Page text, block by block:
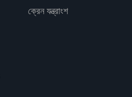
ক্রেন যন্ত্রাংশ